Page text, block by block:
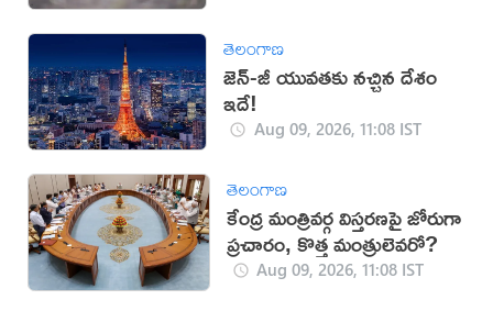
తెలంగాణ
జెన్-జీ యువతకు నచ్చిన దేశం
ఇదే!
Aug 09, 2026, 11:08 IST
తెలంగాణ
కేంద్ర మంత్రివర్గ విస్తరణపై జోరుగా
ప్రచారం, కొత్త మంత్రులెవరో?
Aug 09, 2026, 11:08 IST